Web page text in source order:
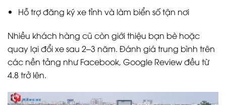
Hỗ trợ đăng ký xe tỉnh và làm biển số tận nơi
Nhiều khách hàng cũ còn giới thiệu bạn bè hoặc
quay lại đổi xe sau 2–3 năm. Đánh giá trung bình trên
các nền tảng như Facebook, Google Review đều từ
4.8 trở lên.